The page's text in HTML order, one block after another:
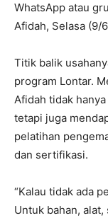
WhatsApp atau
Afidah, Selasa (9/
Titik balik
program Lontar.
Afidah tidak
tetapi juga
pelatihan
dan sertifikasi.
“Kalau tidak ada
Untuk bahan,